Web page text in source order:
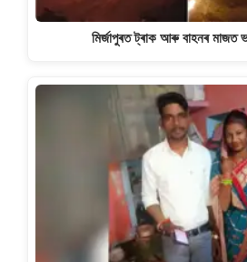
মিৰ্জাপুৰত ট্ৰাক আৰু বাহনৰ মাজত